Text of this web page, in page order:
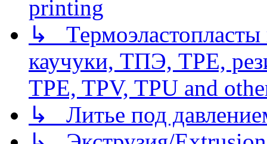
printing
↳
каучуки, ТПЭ, TPE,
TPE, TPV, TPU and
↳ Литье под